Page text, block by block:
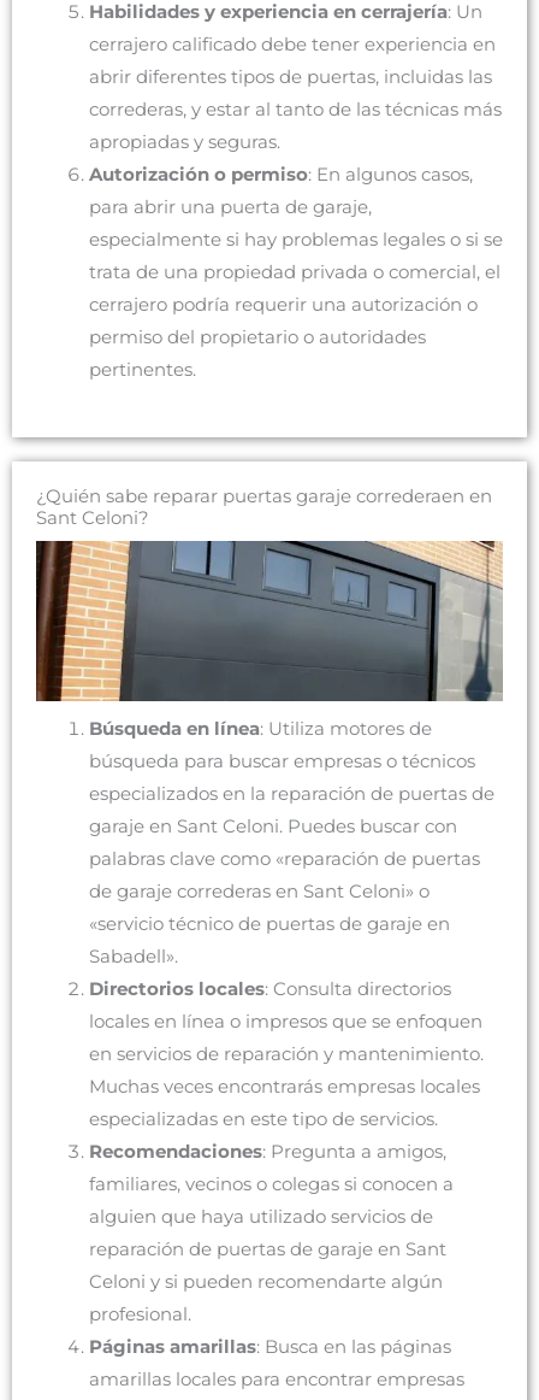
Habilidades y experiencia en cerrajería: Un
cerrajero calificado debe tener experiencia en
abrir diferentes tipos de puertas, incluidas las
correderas, y estar al tanto de las técnicas más
apropiadas y seguras.
Autorización o permiso: En algunos casos,
para abrir una puerta de garaje,
especialmente si hay problemas legales o si se
trata de una propiedad privada o comercial, el
cerrajero podría requerir una autorización o
permiso del propietario o autoridades
pertinentes.
¿Quién sabe reparar puertas garaje correderaen en
Sant Celoni?
Búsqueda en línea: Utiliza motores de
búsqueda para buscar empresas o técnicos
especializados en la reparación de puertas de
garaje en Sant Celoni. Puedes buscar con
palabras clave como «reparación de puertas
de garaje correderas en Sant Celoni» o
«servicio técnico de puertas de garaje en
Sabadell».
Directorios locales: Consulta directorios
locales en línea o impresos que se enfoquen
en servicios de reparación y mantenimiento.
Muchas veces encontrarás empresas locales
especializadas en este tipo de servicios.
Recomendaciones: Pregunta a amigos,
familiares, vecinos o colegas si conocen a
alguien que haya utilizado servicios de
reparación de puertas de garaje en Sant
Celoni y si pueden recomendarte algún
profesional.
Páginas amarillas: Busca en las páginas
amarillas locales para encontrar empresas